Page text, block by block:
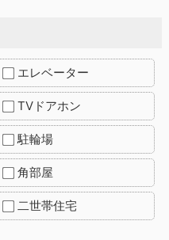
エレベーター
TVドアホン
駐輪場
角部屋
二世帯住宅